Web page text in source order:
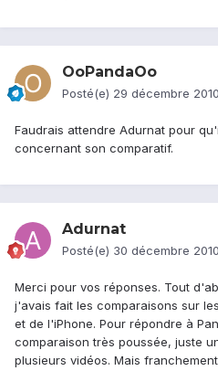
OoPandaOo
Posté(e) 29 décembre 2010
Faudrais attendre Adurnat pour
concernant son comparatif.
Adurnat
Posté(e) 30 décembre 2010
Merci pour vos réponses. Tout
j'avais fait les comparaisons sur
et de l'iPhone. Pour répondre à
comparaison très poussée, juste
plusieurs vidéos. Mais